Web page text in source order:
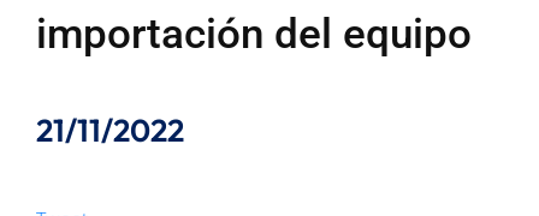
importación del equipo
21/11/2022